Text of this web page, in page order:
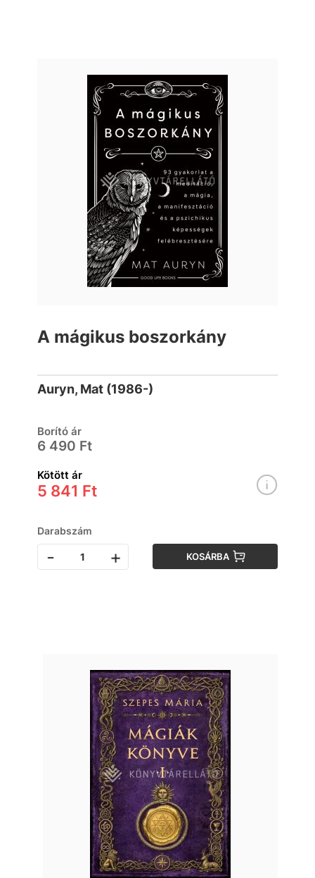
A mágikus boszorkány
Auryn, Mat (1986-)
Borító ár
6 490 Ft
Kötött ár
5 841 Ft
Darabszám
- + KOSÁRBA